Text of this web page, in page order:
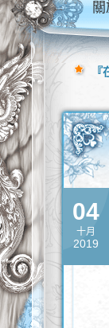
關
04
十月
2019